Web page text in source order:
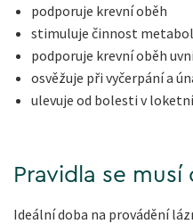
podporuje krevní oběh
stimuluje činnost
podporuje krevní oběh
osvěžuje při vyčerpání a
ulevuje od bolesti v
Pravidla se
Ideální doba na provádění